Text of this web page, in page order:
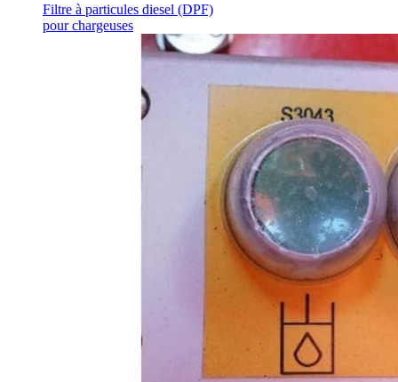
Filtre à particules diesel (DPF)
pour chargeuses